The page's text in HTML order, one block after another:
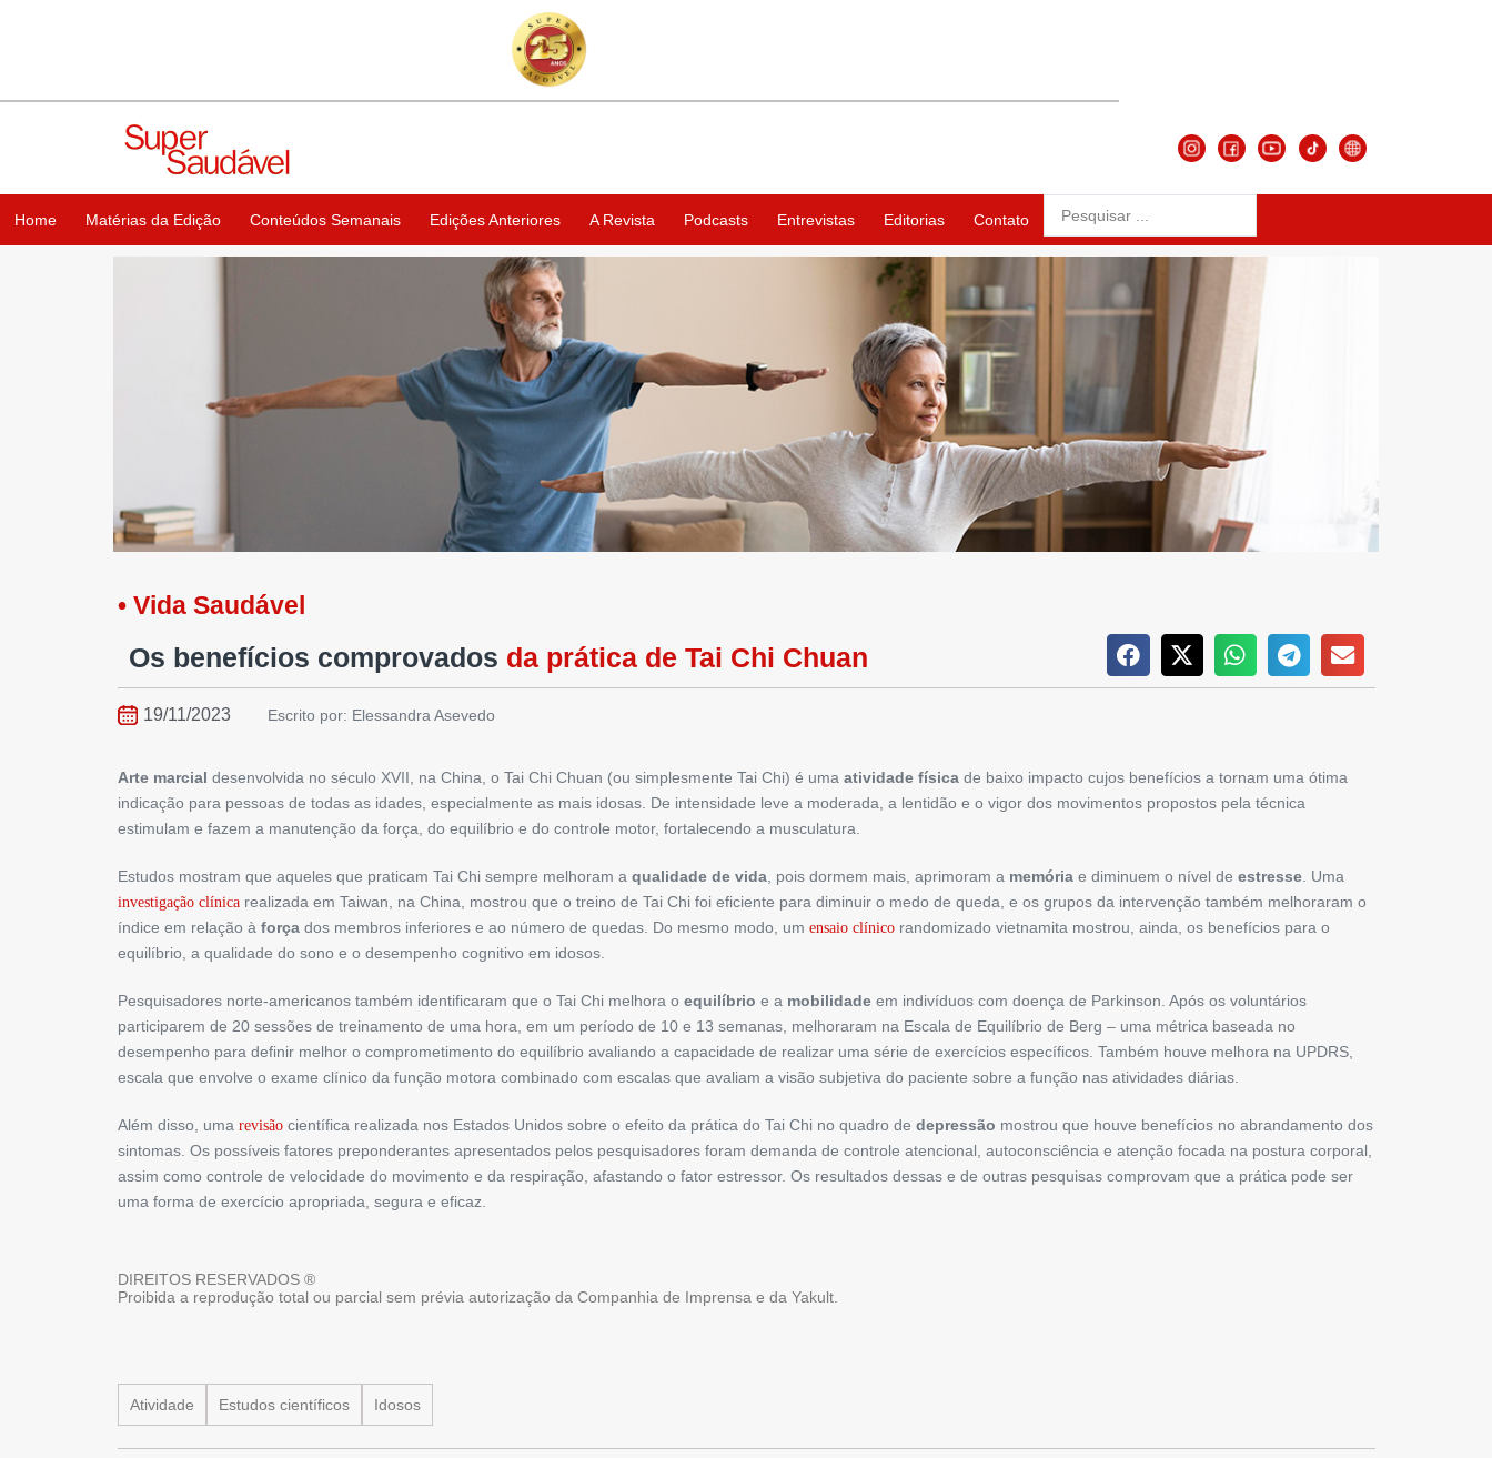
Home Matérias da Edição Conteúdos Semanais Edições Anteriores A Revista Podcasts Entrevistas Editorias Contato
• Vida Saudável
Os benefícios comprovados da prática de Tai Chi Chuan
19/11/2023 Escrito por: Elessandra Asevedo
Arte marcial desenvolvida no século XVII, na China, o Tai Chi Chuan (ou simplesmente Tai Chi) é uma atividade físicade baixo impacto cujos benefícios a tornam uma ótima
indicação para pessoas de todas as idades, especialmente as mais idosas. De intensidade leve a moderada, a lentidão e o vigor dos movimentos propostos pela técnica
estimulam e fazem a manutenção da força, do equilíbrio e do controle motor, fortalecendo a musculatura.
Estudos mostram que aqueles que praticam Tai Chi sempre melhoram a qualidade de vida, pois dormem mais, aprimoram a memóriae diminuem o nível de estresse. Uma
investigação clínicarealizada em Taiwan, na China, mostrou que o treino de Tai Chi foi eficiente para diminuir o medo de queda, e os grupos da intervenção também melhoraram o
índice em relação à forçados membros inferiores e ao número de quedas. Do mesmo modo, um ensaio clínicorandomizado vietnamita mostrou, ainda, os benefícios para o
equilíbrio, a qualidade do sono e o desempenho cognitivo em idosos.
Pesquisadores norte-americanos também identificaram que o Tai Chi melhora o equilíbrio e a mobilidadeem indivíduos com doença de Parkinson. Após os voluntários
participarem de 20 sessões de treinamento de uma hora, em um período de 10 e 13 semanas, melhoraram na Escala de Equilíbrio de Berg – uma métrica baseada no
desempenho para definir melhor o comprometimento do equilíbrio avaliando a capacidade de realizar uma série de exercícios específicos. Também houve melhora na UPDRS,
escala que envolve o exame clínico da função motora combinado com escalas que avaliam a visão subjetiva do paciente sobre a função nas atividades diárias.
Além disso, uma revisãocientífica realizada nos Estados Unidos sobre o efeito da prática do Tai Chi no quadro de depressão mostrou que houve benefícios no abrandamento dos
sintomas. Os possíveis fatores preponderantes apresentados pelos pesquisadores foram demanda de controle atencional, autoconsciência e atenção focada na postura corporal,
assim como controle de velocidade do movimento e da respiração, afastando o fator estressor. Os resultados dessas e de outras pesquisas comprovam que a prática pode ser
uma forma de exercício apropriada, segura e eficaz.
DIREITOS RESERVADOS ®
Proibida a reprodução total ou parcial sem prévia autorização da Companhia de Imprensa e da Yakult.
Atividade Estudos científicos Idosos